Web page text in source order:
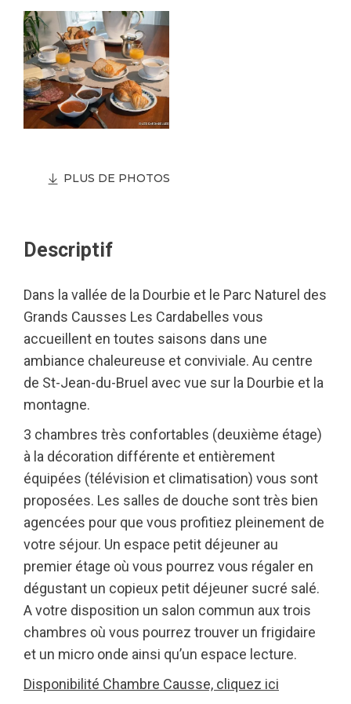
PLUS DE PHOTOS
Descriptif
Dans la vallée de la Dourbie et le Parc Naturel des
Grands Causses Les Cardabelles vous
accueillent en toutes saisons dans une
ambiance chaleureuse et conviviale. Au centre
de St-Jean-du-Bruel avec vue sur la Dourbie et la
montagne.
3 chambres très confortables (deuxième étage)
à la décoration différente et entièrement
équipées (télévision et climatisation) vous sont
proposées. Les salles de douche sont très bien
agencées pour que vous profitiez pleinement de
votre séjour. Un espace petit déjeuner au
premier étage où vous pourrez vous régaler en
dégustant un copieux petit déjeuner sucré salé.
A votre disposition un salon commun aux trois
chambres où vous pourrez trouver un frigidaire
et un micro onde ainsi qu’un espace lecture.
Disponibilité Chambre Causse, cliquez ici